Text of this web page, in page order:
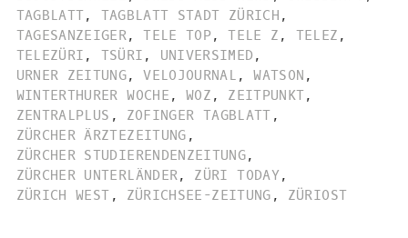
TAGBLATT, TAGBLATT STADT ZÜRICH ,
TAGESANZEIGER, TELE TOP, TELE Z , TELEZ ,
TELEZÜRI , TSÜRI , UNIVERSIMED ,
URNER ZEITUNG, VELOJOURNAL , WATSON ,
WINTERTHURER WOCHE , WOZ , ZEITPUNKT,
ZENTRALPLUS , ZOFINGER TAGBLATT ,
ZÜRCHER ÄRZTEZEITUNG ,
ZÜRCHER STUDIERENDENZEITUNG,
ZÜRCHER UNTERLÄNDER, ZÜRI TODAY,
ZÜRICH WEST , ZÜRICHSEE-ZEITUNG , ZÜRIOST